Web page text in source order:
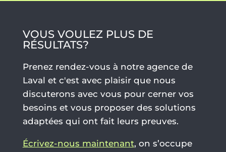
VOUS VOULEZ PLUS DE
RÉSULTATS?
Prenez rendez-vous à notre agence de
Laval et c'est avec plaisir que nous
discuterons avec vous pour cerner vos
besoins et vous proposer des solutions
adaptées qui ont fait leurs preuves.
Écrivez-nous maintenant, on s’occupe